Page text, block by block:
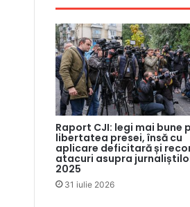
Raport CJI: legi mai bune
libertatea presei, însă cu
aplicare deficitară și
atacuri asupra
2025
31 iulie 2026